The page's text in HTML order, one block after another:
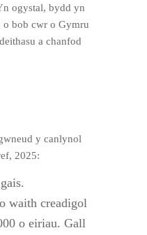
ogystal, bydd yn
bob cwr o Gymru
a chanfod
y canlynol
2025:
waith creadigol
o eiriau. Gall